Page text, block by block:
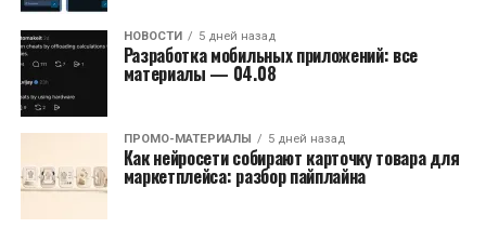
НОВОСТИ 5 дней назад
Разработка мобильных приложений: все
материалы — 04.08
ПРОМО-МАТЕРИАЛЫ 5 дней назад
Как нейросети собирают карточку товара для
маркетплейса: разбор пайплайна